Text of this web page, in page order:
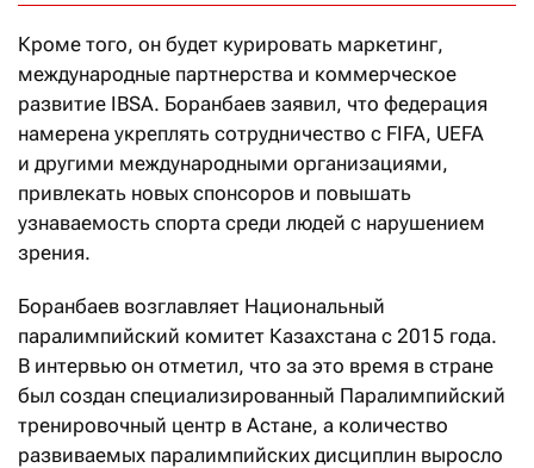
Кроме того, он будет курировать маркетинг,
международные партнерства и коммерческое
развитие IBSA. Боранбаев заявил, что федерация
намерена укреплять сотрудничество с FIFA, UEFA
и другими международными организациями,
привлекать новых спонсоров и повышать
узнаваемость спорта среди людей с нарушением
зрения.
Боранбаев возглавляет Национальный
паралимпийский комитет Казахстана с 2015 года.
В интервью он отметил, что за это время в стране
был создан специализированный Паралимпийский
тренировочный центр в Астане, а количество
развиваемых паралимпийских дисциплин выросло